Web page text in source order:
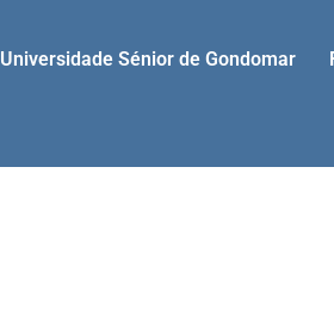
Universidade Sénior de Gondomar